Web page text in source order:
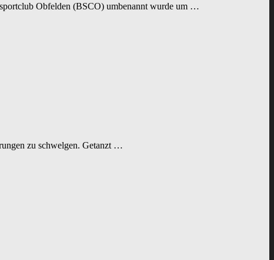
Obfelden (BSCO) umbenannt wurde um …
zu schwelgen. Getanzt …